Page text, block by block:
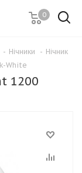
0
- Нічники - Нічник
White
1200